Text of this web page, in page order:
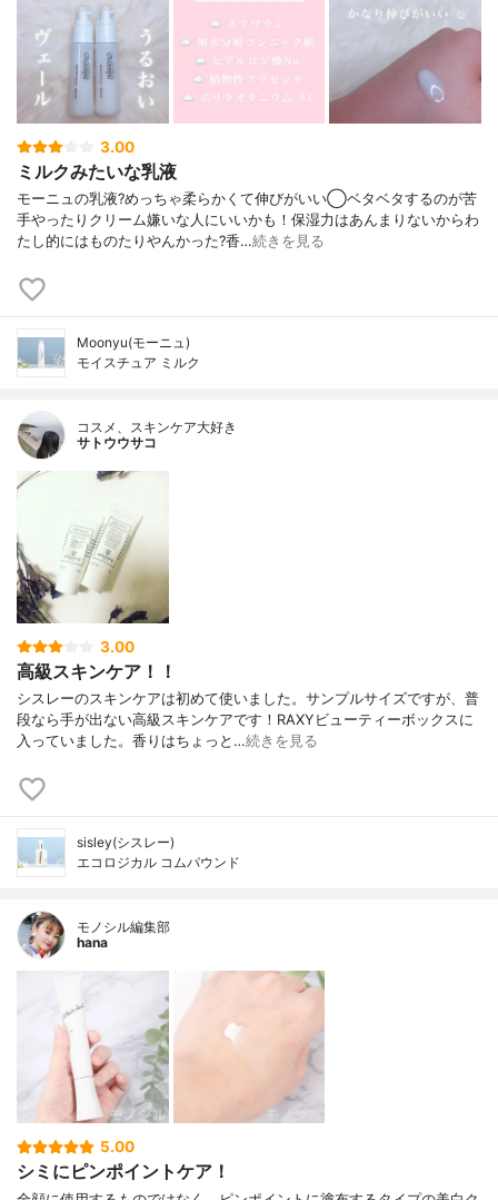
3.00
ミルクみたいな乳液
モーニュの乳液?めっちゃ柔らかくて伸びがいい◯ベタベタするのが苦
手やったりクリーム嫌いな人にいいかも！保湿力はあんまりないからわ
たし的にはものたりやんかった?香…続きを見る
Moonyu(モーニュ)
モイスチュア ミルク
コスメ、スキンケア大好き
サトウウサコ
3.00
高級スキンケア！！
シスレーのスキンケアは初めて使いました。サンプルサイズですが、普
段なら手が出ない高級スキンケアです！RAXYビューティーボックスに
入っていました。香りはちょっと…続きを見る
sisley(シスレー)
エコロジカル コムパウンド
モノシル編集部
hana
5.00
シミにピンポイントケア！